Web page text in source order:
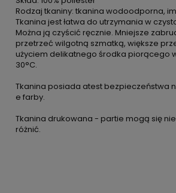
Rodzaj tkaniny: tkanina wodoodporna,
Tkanina jest łatwa do utrzymania w
Można ją czyścić ręcznie. Mniejsze
przetrzeć wilgotną szmatką, większe
użyciem delikatnego środka piorącego
30°C.
Tkanina posiada atest bezpieczeństwa
e farby.
Tkanina drukowana - partie mogą się
różnić.